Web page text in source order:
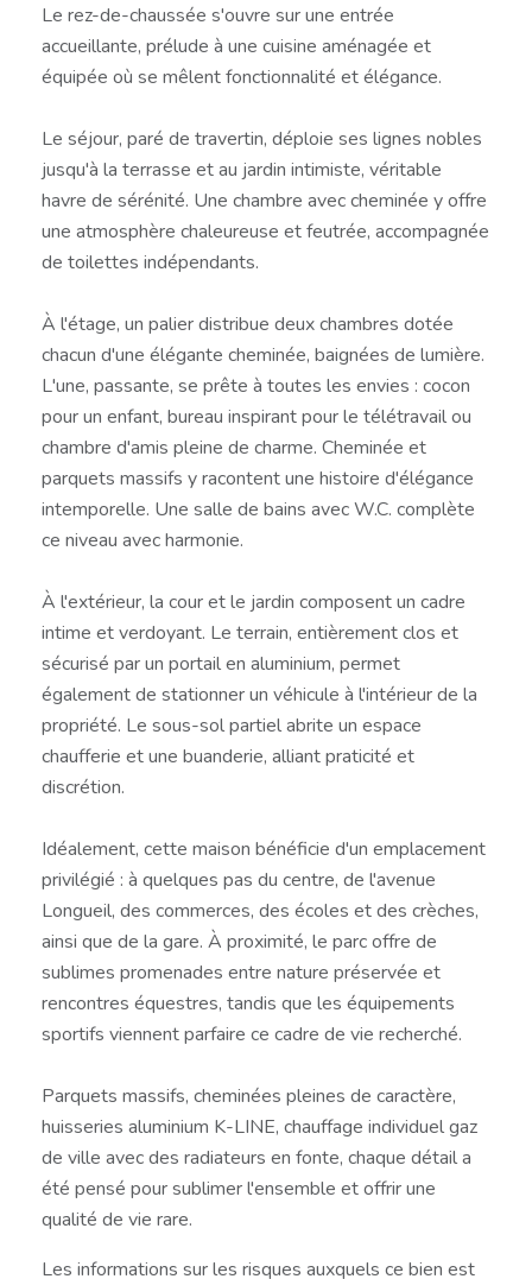
Le rez-de-chaussée s'ouvre sur une entrée
accueillante, prélude à une cuisine aménagée et
équipée où se mêlent fonctionnalité et élégance.
Le séjour, paré de travertin, déploie ses lignes nobles
jusqu'à la terrasse et au jardin intimiste, véritable
havre de sérénité. Une chambre avec cheminée y offre
une atmosphère chaleureuse et feutrée, accompagnée
de toilettes indépendants.
À l'étage, un palier distribue deux chambres dotée
chacun d'une élégante cheminée, baignées de lumière.
L'une, passante, se prête à toutes les envies : cocon
pour un enfant, bureau inspirant pour le télétravail ou
chambre d'amis pleine de charme. Cheminée et
parquets massifs y racontent une histoire d'élégance
intemporelle. Une salle de bains avec W.C. complète
ce niveau avec harmonie.
À l'extérieur, la cour et le jardin composent un cadre
intime et verdoyant. Le terrain, entièrement clos et
sécurisé par un portail en aluminium, permet
également de stationner un véhicule à l'intérieur de la
propriété. Le sous-sol partiel abrite un espace
chaufferie et une buanderie, alliant praticité et
discrétion.
Idéalement, cette maison bénéficie d'un emplacement
privilégié : à quelques pas du centre, de l'avenue
Longueil, des commerces, des écoles et des crèches,
ainsi que de la gare. À proximité, le parc offre de
sublimes promenades entre nature préservée et
rencontres équestres, tandis que les équipements
sportifs viennent parfaire ce cadre de vie recherché.
Parquets massifs, cheminées pleines de caractère,
huisseries aluminium K-LINE, chauffage individuel gaz
de ville avec des radiateurs en fonte, chaque détail a
été pensé pour sublimer l'ensemble et offrir une
qualité de vie rare.
Les informations sur les risques auxquels ce bien est